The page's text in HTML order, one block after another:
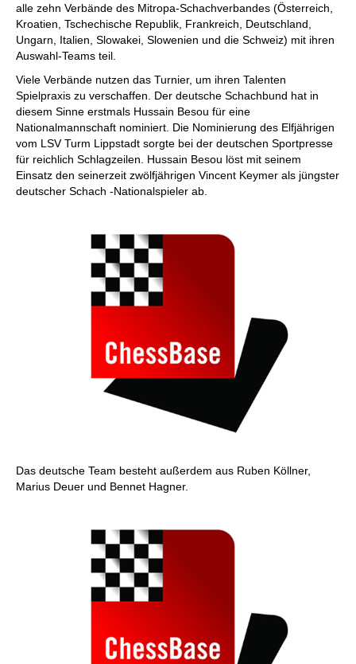
alle zehn Verbände des Mitropa-Schachverbandes (Österreich,
Kroatien, Tschechische Republik, Frankreich, Deutschland,
Ungarn, Italien, Slowakei, Slowenien und die Schweiz) mit ihren
Auswahl-Teams teil.
Viele Verbände nutzen das Turnier, um ihren Talenten
Spielpraxis zu verschaffen. Der deutsche Schachbund hat in
diesem Sinne erstmals Hussain Besou für eine
Nationalmannschaft nominiert. Die Nominierung des Elfjährigen
vom LSV Turm Lippstadt sorgte bei der deutschen Sportpresse
für reichlich Schlagzeilen. Hussain Besou löst mit seinem
Einsatz den seinerzeit zwölfjährigen Vincent Keymer als jüngster
deutscher Schach -Nationalspieler ab.
Das deutsche Team besteht außerdem aus Ruben Köllner,
Marius Deuer und Bennet Hagner.